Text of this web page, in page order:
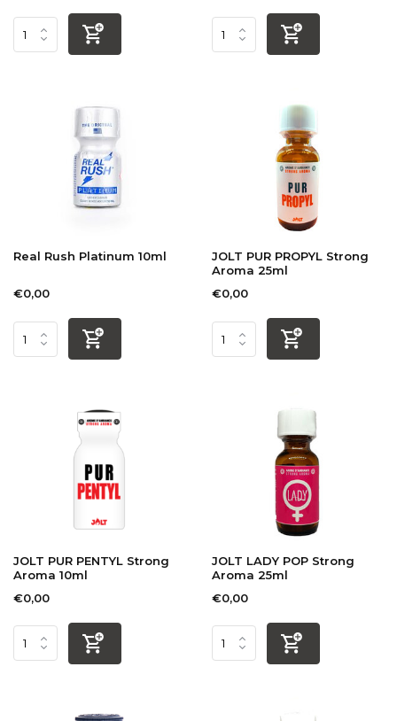
Real Rush Platinum 10ml
€0,00
JOLT PUR PROPYL Strong
Aroma 25ml
€0,00
JOLT PUR PENTYL Strong
Aroma 10ml
€0,00
JOLT LADY POP Strong
Aroma 25ml
€0,00